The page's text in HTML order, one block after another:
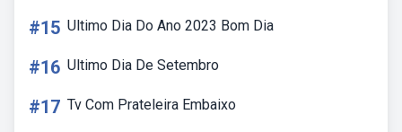
#15 Ultimo Dia Do Ano 2023 Bom Dia
#16 Ultimo Dia De Setembro
#17 Tv Com Prateleira Embaixo